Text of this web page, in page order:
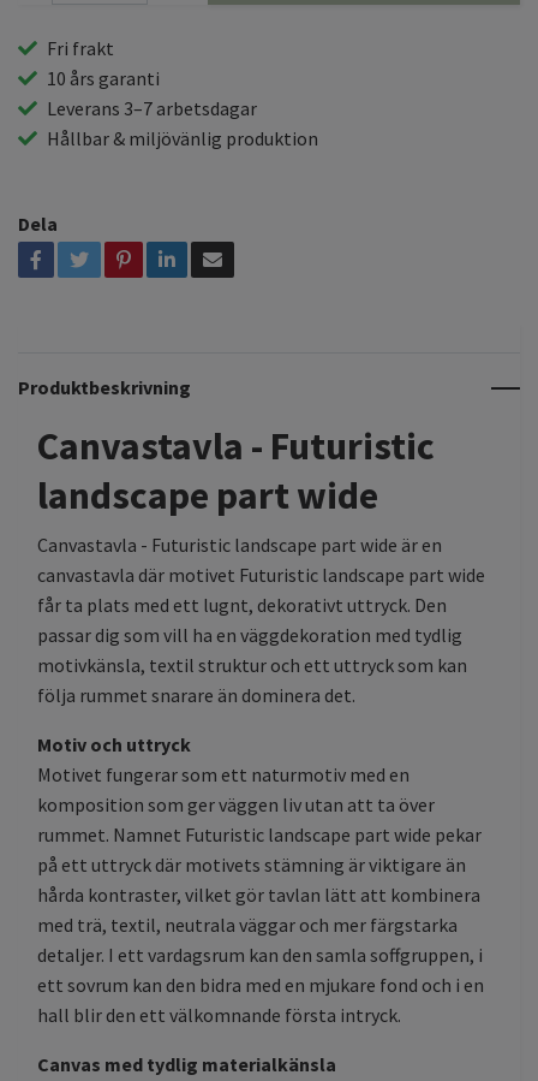
Fri frakt
10 års garanti
Leverans 3–7 arbetsdagar
Hållbar & miljövänlig produktion
Dela
Produktbeskrivning
Canvastavla - Futuristic
landscape part wide
Canvastavla - Futuristic landscape part wide är en
canvastavla där motivet Futuristic landscape part wide
får ta plats med ett lugnt, dekorativt uttryck. Den
passar dig som vill ha en väggdekoration med tydlig
motivkänsla, textil struktur och ett uttryck som kan
följa rummet snarare än dominera det.
Motiv och uttryck
Motivet fungerar som ett naturmotiv med en
komposition som ger väggen liv utan att ta över
rummet. Namnet Futuristic landscape part wide pekar
på ett uttryck där motivets stämning är viktigare än
hårda kontraster, vilket gör tavlan lätt att kombinera
med trä, textil, neutrala väggar och mer färgstarka
detaljer. I ett vardagsrum kan den samla soffgruppen, i
ett sovrum kan den bidra med en mjukare fond och i en
hall blir den ett välkomnande första intryck.
Canvas med tydlig materialkänsla